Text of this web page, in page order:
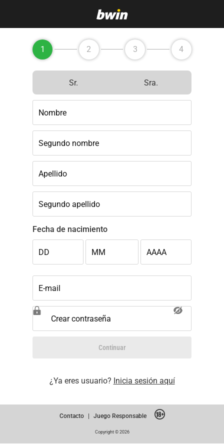
1 2 3 4
Sr. Sra.
Nombre
Segundo nombre
Apellido
Segundo apellido
Fecha de nacimiento
DD MM AAAA
E-mail
Crear contraseña
Continuar
¿Ya eres usuario? Inicia sesión aquí
Contacto | Juego Responsable
Copyright © 2026